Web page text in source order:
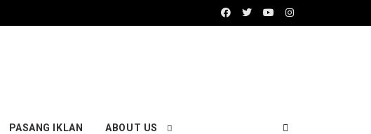
PASANG IKLAN ABOUT US